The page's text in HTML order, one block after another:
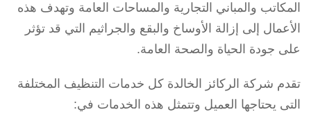
المكاتب والمباني التجارية والمساحات العامة وتهدف هذه
الأعمال إلى إزالة الأوساخ والبقع والجراثيم التي قد تؤثر
على جودة الحياة والصحة العامة.
تقدم شركة الركائز الخالدة كل خدمات التنظيف المختلفة
التى يحتاجها العميل وتتمثل هذه الخدمات في: